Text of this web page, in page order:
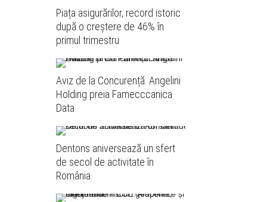
Piața asigurărilor, record istoric
după o creștere de 46% în
primul trimestru
Aviz de la Concurență: Angelini
Holding preia Famecccanica
Data
Dentons aniversează un sfert
de secol de activitate în
România